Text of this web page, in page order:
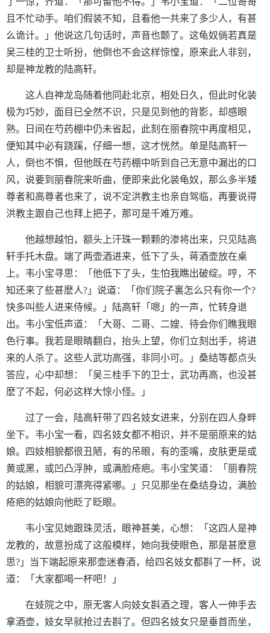
且不忙动手。咱们假装不知，且看他一共来了多少人，有甚
么诡计。」他说这几句话时，声音也颤了。这龟奴倘若真是
吴三桂的卫士听扮，他倒也不会这样惊惶，原来此人非别，
却是神龙教的陆高轩。
这人自神龙岛随着他同赴北京，相处日久，但此时化装
极为巧妙，面目已全然不识，只是见到他的背影，却感眼
熟。日间在芍药棚中仍未省起，此刻在丽春院中再度相见，
便知其中必有跷蹊，仔细一想，这才恍然。单是陆高轩一
人，倒也不惧，但他既在芍药棚中听到自己无意中漏出的口
风，说要到丽春院来听曲，便即来此化装龟奴，那么多半矮
尊者和高尊者也来了，说不定洪教主也亲自驾临，再要说得
洪教主跟自己也拜上把子，那可是千难万难。
他越想越怕，额头上汗珠一颗颗的渗将出来，只见陆高
轩手托木盘。端了两壶酒进来，低下了头，蒋酒壶放在桌
上。韦小宝寻思：「他低下了头，生怕我瞧出破绽。哼，不
知还来了些甚麽人?」说道：「你们院子裏怎么只有你一个?
快多叫些人进来侍候。」陆高轩「嗯」的一声，忙转身退
出。韦小宝低声道：「大哥、二哥、二嫂、待会你们瞧我眼
色行事。我若是眼睛翻白，抬头上望，你们立刻出手，将进
来的人杀了。这些人武功高强，非同小可。」桑结等都点头
答应，心中却想：「吴三桂手下的卫士，武功再高，也没甚
麽了不起，何必这样大惊小怪。」
过了一会，陆高轩带了四名妓女进来，分别在四人身畔
坐下。韦小宝一看，四名妓女都不相识，并不是丽原来的姑
娘。四妓相貌都很丑陋，有的吊眼，有的歪嘴，皮肤更是或
黄或黑，或凹凸浮肿，或满脸疮疤。韦小宝笑道：「丽春院
的姑娘，相貌可漂亮得紧哪。」只见那坐在桑结身边，满脸
疮疤的姑娘向他眨了眨眼。
韦小宝见她跟珠灵活，眼神甚美，心想：「这四人是神
龙教的，故意扮成了这般模样，她向我使眼色，那是甚麽意
思?」当下端起原来那壶迷春酒，给四名妓女都斟了一杯，说
道：「大家都喝一杯吧！」
在妓院之中，原无客人向妓女斟酒之理，客人一伸手去
拿酒壶，妓女早就抢过去斟了。但四名妓女只是垂首而坐，